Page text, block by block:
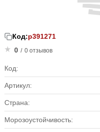
Код:р391271
0 / 0 отзывов
Код:
Артикул:
Страна:
Морозоустойчивость: